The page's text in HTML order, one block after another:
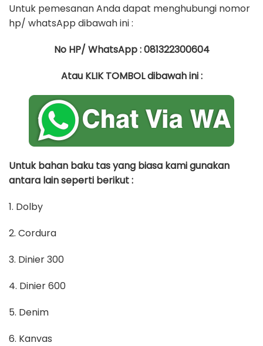
Untuk pemesanan Anda dapat menghubungi nomor
hp/ whatsApp dibawah ini :
No HP/ WhatsApp : 081322300604
Atau KLIK TOMBOL dibawah ini :
Untuk bahan baku tas yang biasa kami gunakan
antara lain seperti berikut :
1. Dolby
2. Cordura
3. Dinier 300
4. Dinier 600
5. Denim
6. Kanvas